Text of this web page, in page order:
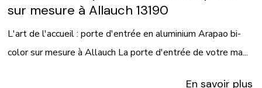
sur mesure à Allauch 13190
L'art de l'accueil : porte d'entrée en aluminium Arapao bi-
color sur mesure à Allauch La porte d'entrée de votre ma...
En savoir plus